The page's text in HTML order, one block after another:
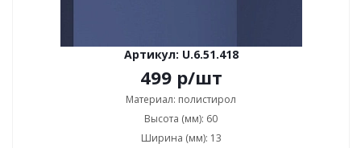
Артикул: U.6.51.418
499р/шт
Материал: полистирол
Высота (мм): 60
Ширина (мм): 13